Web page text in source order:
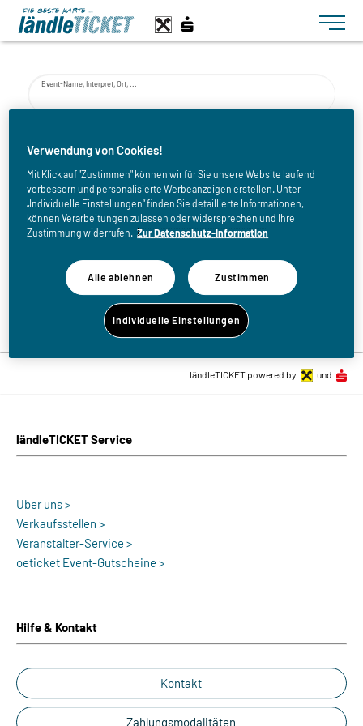
Toggle
Event-Name, Interpret, Ort, ...
bis
Zurück zur Eventliste
ländleTICKET Service
Über uns >
Verkaufsstellen >
Veranstalter-Service >
oeticket Event-Gutscheine >
Hilfe & Kontakt
Kontakt
Zahlungsmodalitäten
ländleTICKET powered by und
Verwendung von Cookies!
Mit Klick auf "Zustimmen" können wir für Sie unsere Website laufend
verbessern und personalisierte Werbeanzeigen erstellen. Unter
„Individuelle Einstellungen“ finden Sie detaillierte Informationen,
können Verarbeitungen zulassen oder widersprechen und Ihre
Zustimmung widerrufen. Zur Datenschutz-Information
Alle ablehnen Zustimmen
Individuelle Einstellungen